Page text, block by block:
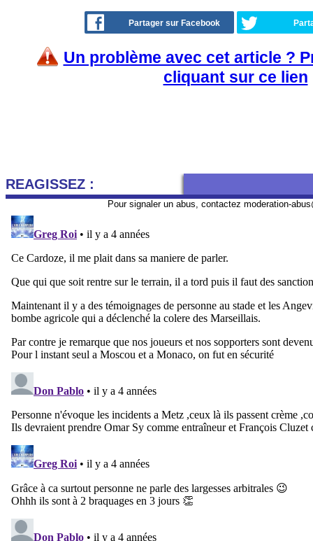
Partager sur Facebook
Un problème avec cet article ?
cliquant sur ce lien
REAGISSEZ :
Pour signaler un abus, contactez moderation-